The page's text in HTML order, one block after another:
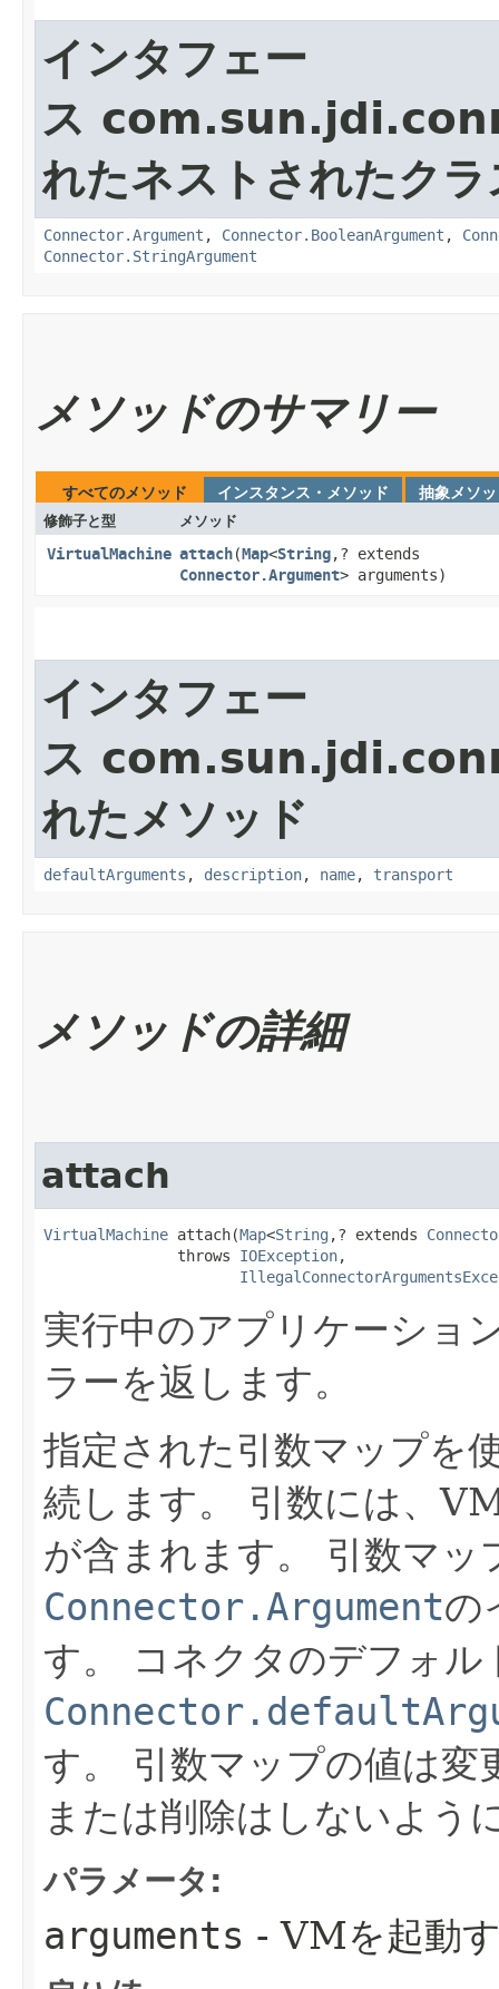
インタフェー
ス
れたネストされたク
Connector.Argument , Connector.BooleanArgument ,
Connector.StringArgument
メソッドのサマリー
すべてのメソッド インスタンス・メソッド 抽象メソ
修飾子と型 メソッド
VirtualMachine attach​(Map<String,? extends
Connector.Argument> arguments)
インタフェー
ス
れたメソッド
defaultArguments , description, name, transport
メソッドの詳細
attach
VirtualMachine attach​(Map<String ,? extends
               throws
IOException,
実行中のアプリケーショ
ラーを返します。
指定された引数マップを
続します。
引数には、
が含まれます。
引数マッ
Connector.Argumentの
す。
コネクタのデフォ
す。
引数マップの値は変
または削除はしないよう
パラメータ:
arguments - VMを起動